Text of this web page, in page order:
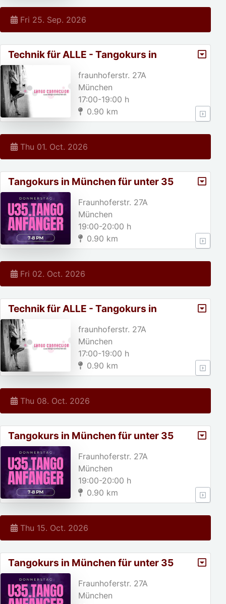
Fri 25. Sep. 2026
Technik für ALLE - Tangokurs in
München
fraunhoferstr. 27A
München
17:00-19:00 h
0.90 km
Thu 01. Oct. 2026
Tangokurs in München für unter 35
jährige!
Fraunhoferstr. 27A
München
19:00-20:00 h
0.90 km
Fri 02. Oct. 2026
Technik für ALLE - Tangokurs in
München
fraunhoferstr. 27A
München
17:00-19:00 h
0.90 km
Thu 08. Oct. 2026
Tangokurs in München für unter 35
jährige!
Fraunhoferstr. 27A
München
19:00-20:00 h
0.90 km
Thu 15. Oct. 2026
Tangokurs in München für unter 35
jährige!
Fraunhoferstr. 27A
München